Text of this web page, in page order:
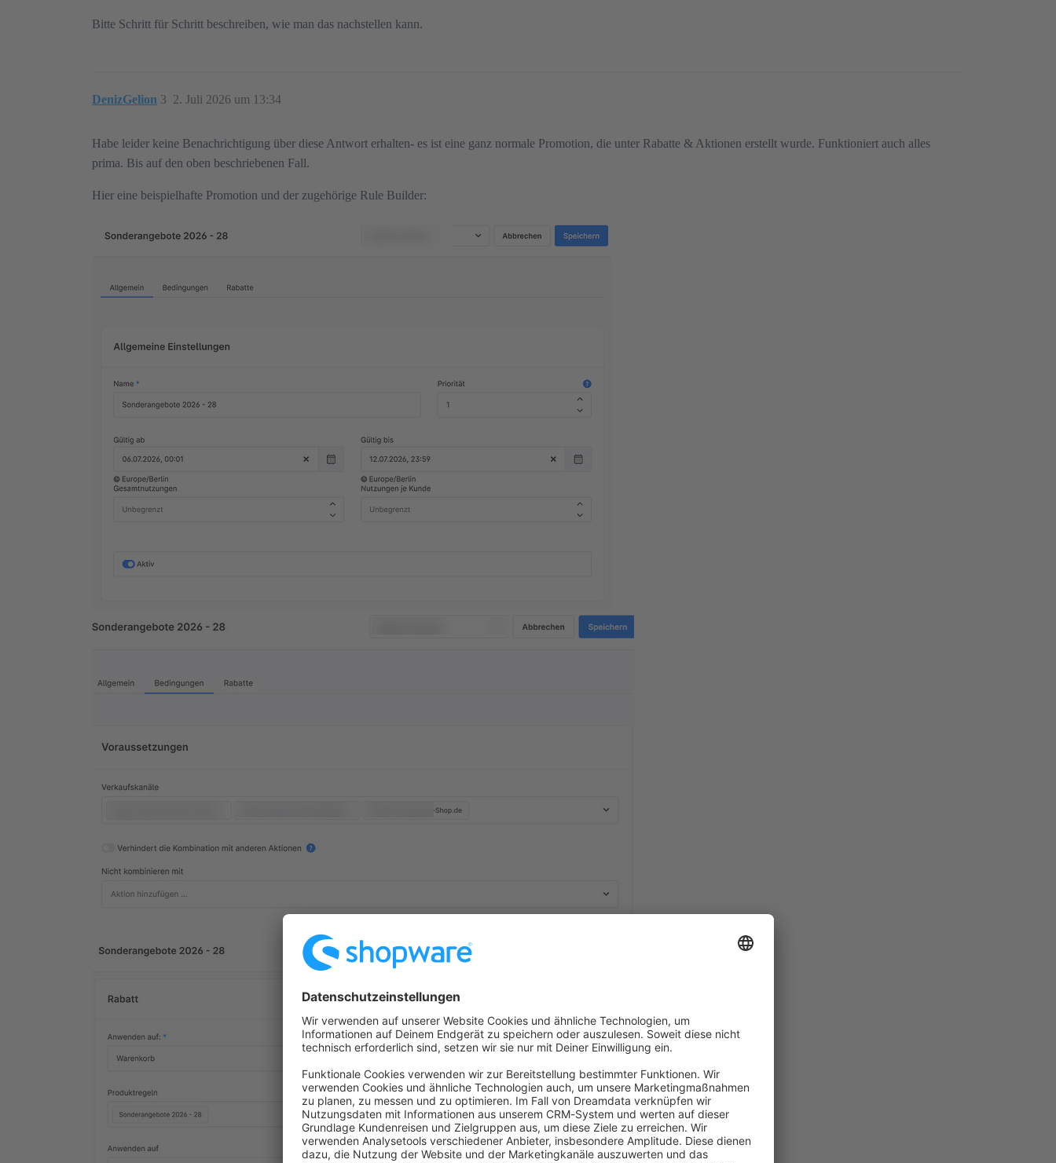
Bitte Schritt für Schritt beschreiben, wie man das nachstellen kann.
DenizGelion 2. Juli 2026 um 13:34
3
Habe leider keine Benachrichtigung über diese Antwort erhalten- es ist eine ganz normale Promotion, die unter Rabatte & Aktionen erstellt wurde. Funktioniert auch alles
prima. Bis auf den oben beschriebenen Fall.
Hier eine beispielhafte Promotion und der zugehörige Rule Builder: